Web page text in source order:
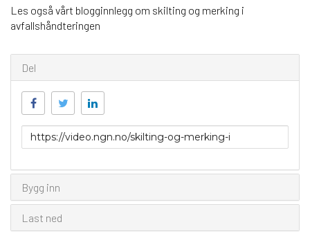
Les også vårt blogginnlegg om skilting og merking i
avfallshåndteringen
Del
Link
for
Bygg inn
Last ned